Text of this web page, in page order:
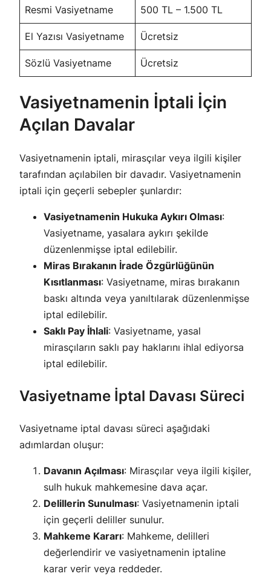
Resmi Vasiyetname 500 TL – 1.500 TL
El Yazısı Vasiyetname Ücretsiz
Sözlü Vasiyetname Ücretsiz
Vasiyetnamenin İptali İçin
Açılan Davalar
Vasiyetnamenin iptali, mirasçılar veya ilgili kişiler
tarafından açılabilen bir davadır. Vasiyetnamenin
iptali için geçerli sebepler şunlardır:
Vasiyetnamenin Hukuka Aykırı Olması:
Vasiyetname, yasalara aykırı şekilde
düzenlenmişse iptal edilebilir.
Miras Bırakanın İrade Özgürlüğünün
Kısıtlanması: Vasiyetname, miras bırakanın
baskı altında veya yanıltılarak düzenlenmişse
iptal edilebilir.
Saklı Pay İhlali: Vasiyetname, yasal
mirasçıların saklı pay haklarını ihlal ediyorsa
iptal edilebilir.
Vasiyetname İptal Davası Süreci
Vasiyetname iptal davası süreci aşağıdaki
adımlardan oluşur:
Davanın Açılması: Mirasçılar veya ilgili kişiler,
sulh hukuk mahkemesine dava açar.
Delillerin Sunulması: Vasiyetnamenin iptali
için geçerli deliller sunulur.
Mahkeme Kararı: Mahkeme, delilleri
değerlendirir ve vasiyetnamenin iptaline
karar verir veya reddeder.